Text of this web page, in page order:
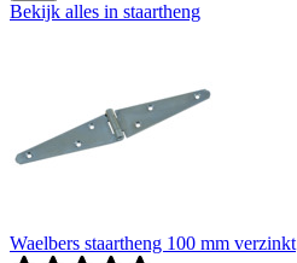
Bekijk alles in staartheng
Waelbers staartheng 100 mm verzinkt